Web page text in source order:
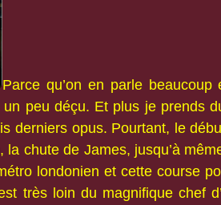
Parce qu’on en parle
peu déçu. Et plus je prends
derniers opus. Pourtant, le
chute de James, jusqu’à
londonien et cette course
très loin du magnifique chef